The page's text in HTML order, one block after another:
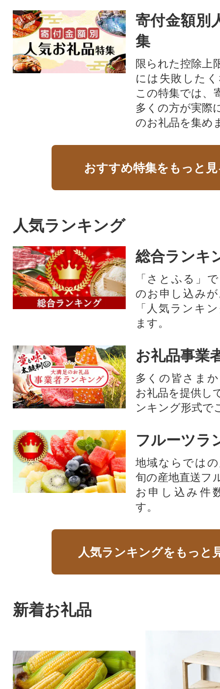
寄付金額別
集
限られた控除上
には失敗した
この特集では、
多くの方が実際
のお礼品を集め
おすすめ特集をもっと
人気ランキング
総合ランキ
「さとふる」
のお申し込み
「人気ランキ
ます。
お礼品事業
多くの皆さま
お礼品を提供し
ンキング形式で
フルーツラ
地域ならでは
旬の産地直送フ
お申し込み件
す。
人気ランキングをもっと
新着お礼品